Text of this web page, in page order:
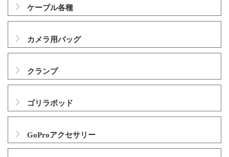
ケーブル各種
カメラ用バッグ
クランプ
ゴリラポッド
GoProアクセサリー